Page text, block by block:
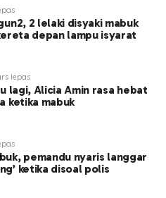
2 lelaki disyaki mabuk
depan lampu isyarat
lepas
lagi, Alicia Amin rasa hebat
ketika mabuk
pemandu nyaris langgar
ketika disoal polis